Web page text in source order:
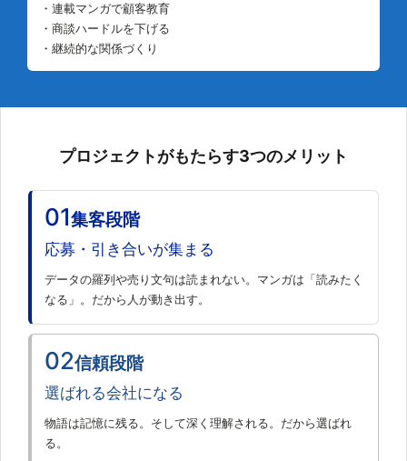
・連載マンガで顧客教育
・商談ハードルを下げる
・継続的な関係づくり
プロジェクトがもたらす3つのメリット
01集客段階
応募・引き合いが集まる
データの羅列や売り文句は読まれない。マンガは「読みたく
なる」。だから人が動き出す。
02信頼段階
選ばれる会社になる
物語は記憶に残る。そして深く理解される。だから選ばれ
る。